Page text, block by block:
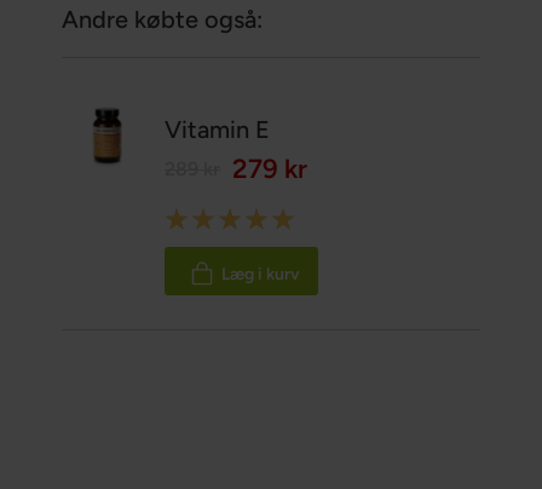
Andre købte også:
Vitamin E
279 kr
Rating:
100%
Læg i kurv